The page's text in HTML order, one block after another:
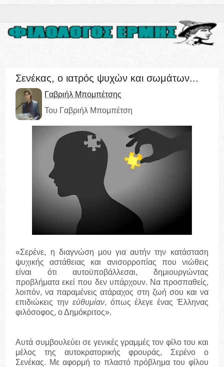
Σενέκας, ο ιατρός ψυχών και σωμάτων...
Γαβριήλ Μπομπέτσης
Του Γαβριήλ Μπομπέτση
«Σερένε, η διαγνώση μου για αυτήν την κατάσταση
ψυχικής αστάθειας και ανισορροπίας που νιώθεις
είναι ότι αυτοϋποβάλλεσαι, δημιουργώντας
προβλήματα εκεί που δεν υπάρχουν. Να προσπαθείς,
λοιπόν, να παραμένεις ατάραχος στη ζωή σου και να
επιδιώκεις την εὐθυμίαν, όπως έλεγε ένας Έλληνας
φιλόσοφος, ο Δημόκριτος».
Αυτά συμβουλεύει σε γενικές γραμμές τον φίλο του και
μέλος της αυτοκρατορικής φρουράς, Σερένο ο
Σενέκας. Με αφορμή το πλαστό πρόβλημα του φίλου